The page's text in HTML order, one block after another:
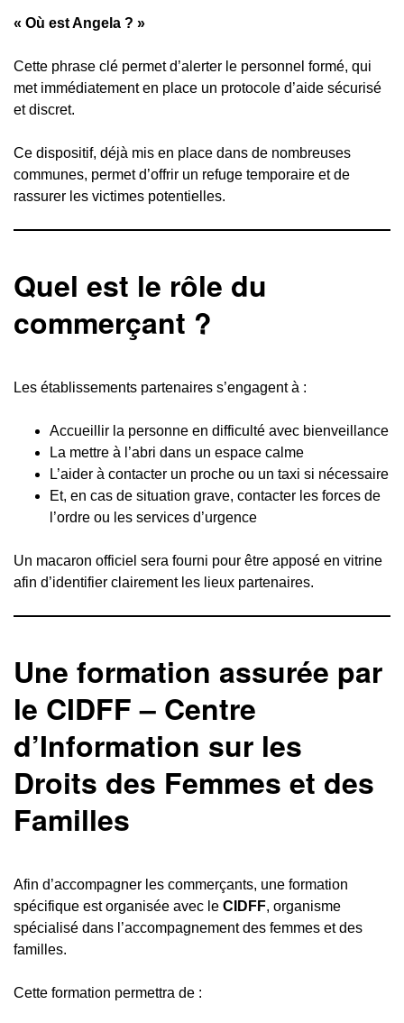
« Où est Angela ? »
Cette phrase clé permet d’alerter le personnel formé, qui
met immédiatement en place un protocole d’aide sécurisé
et discret.
Ce dispositif, déjà mis en place dans de nombreuses
communes, permet d’offrir un refuge temporaire et de
rassurer les victimes potentielles.
Quel est le rôle du
commerçant ?
Les établissements partenaires s’engagent à :
Accueillir la personne en difficulté avec bienveillance
La mettre à l’abri dans un espace calme
L’aider à contacter un proche ou un taxi si nécessaire
Et, en cas de situation grave, contacter les forces de
l’ordre ou les services d’urgence
Un macaron officiel sera fourni pour être apposé en vitrine
afin d’identifier clairement les lieux partenaires.
Une formation assurée par
le CIDFF – Centre
d’Information sur les
Droits des Femmes et des
Familles
Afin d’accompagner les commerçants, une formation
spécifique est organisée avec le CIDFF, organisme
spécialisé dans l’accompagnement des femmes et des
familles.
Cette formation permettra de :